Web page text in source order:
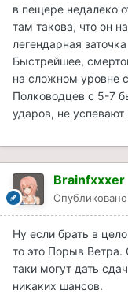
в пещере недалеко
там такова, что он
легендарная
Быстрейшее,
на сложном уровне
Полководцев с 5-7
ударов, не успевают
Brainfxxxer
Опубликовано
Ну если брать в
то это Порыв
таки могут дать
никаких шансов.